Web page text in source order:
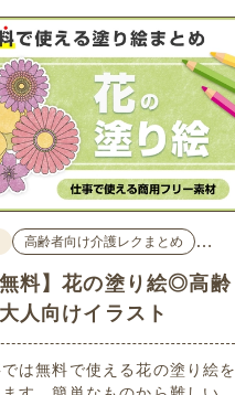
高齢者向け介護レクまとめ …
無料】花の塗り絵◎高齢
人向けイラスト
は無料で使える花の塗り絵を